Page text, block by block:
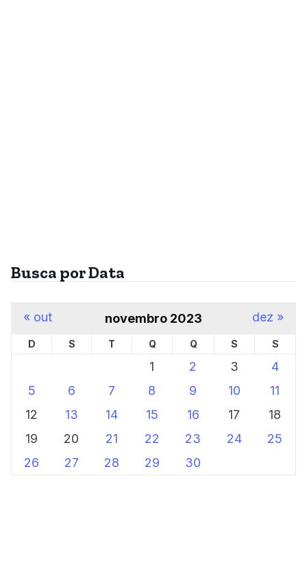
Busca por Data
novembro 2023
D S T Q Q S S
1 2 3
4
5
6 7 8 9 10
11
12
13 14 15 16 17
18
19
20 21 22 23 24
25
26
27 28 29 30
« out dez »